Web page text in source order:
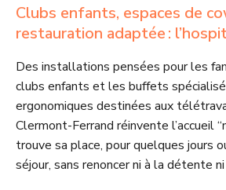
Clubs enfants, espaces de
restauration adaptée :
Des installations pensées pour les
clubs enfants et les buffets
ergonomiques destinées aux
Clermont-Ferrand réinvente l’accueil
trouve sa place, pour quelques jours
séjour, sans renoncer ni à la détente